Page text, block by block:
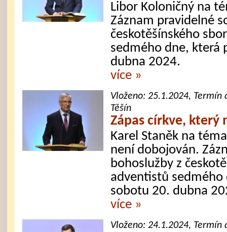
Libor Koloničný na
Záznam pravidelné
českotěšínského
sedmého dne, která
dubna 2024.
více »
Vloženo:25.1.2024, Termín
Těšín
Zápas církve, který
Karel Staněk na
není dobojován.
bohoslužby z
adventistů
sobotu 20. dubna
více »
Vloženo:24.1.2024, Termín